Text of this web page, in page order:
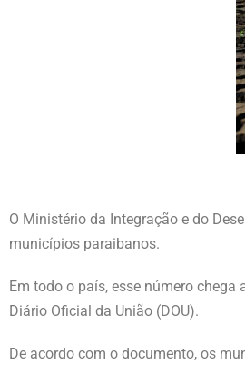
O Ministério da Integração e do
municípios paraibanos.
Em todo o país, esse número
Diário Oficial da União (DOU).
De acordo com o documento, os